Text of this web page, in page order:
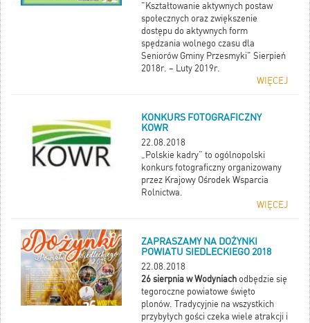
"Kształtowanie aktywnych postaw
społecznych oraz zwiększenie
dostępu do aktywnych form
spędzania wolnego czasu dla
Seniorów Gminy Przesmyki" Sierpień
2018r. – Luty 2019r.
WIĘCEJ
KONKURS FOTOGRAFICZNY
KOWR
22.08.2018
„Polskie kadry” to ogólnopolski
konkurs fotograficzny organizowany
przez Krajowy Ośrodek Wsparcia
Rolnictwa.
WIĘCEJ
ZAPRASZAMY NA DOŻYNKI
POWIATU SIEDLECKIEGO 2018
22.08.2018
26 sierpnia w Wodyniach odbędzie się
tegoroczne powiatowe święto
plonów. Tradycyjnie na wszystkich
przybyłych gości czeka wiele atrakcji i